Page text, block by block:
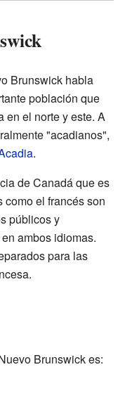
Brunswick habla
población que
en el norte y este. A
"acadianos",
.
de Canadá que es
el francés son
públicos y
ambos idiomas.
para las
Brunswick es: